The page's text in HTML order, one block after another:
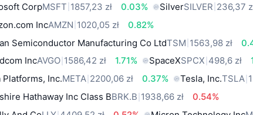
CorpMSFT 1857,23 zł 0.03% SilverSILVER 236,37
IncAMZN 1020,05 zł
0.82%
Semiconductor Manufacturing Co LtdTSM 1563,98 zł
IncAVGO 1586,42 zł 1.71% SpaceXSPCX 498,6 zł
Platforms, Inc.META 2200,06 zł 0.37% Tesla, Inc.TSLA
Hathaway Inc Class BBRK.B 1938,66 zł
0.54%